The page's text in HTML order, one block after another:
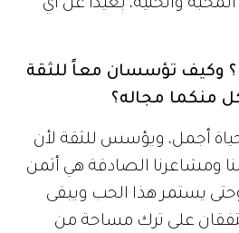
والحنيّة، بعيداً عن أي
وكيف تؤسسان معاً للثقة
منكما مجاله؟
أجمل، ويؤسس للثقة لأن
ومشاعرنا الصادقة هي أثمن
يستمر هذا الحب ويبقى
على ترك مساحة من